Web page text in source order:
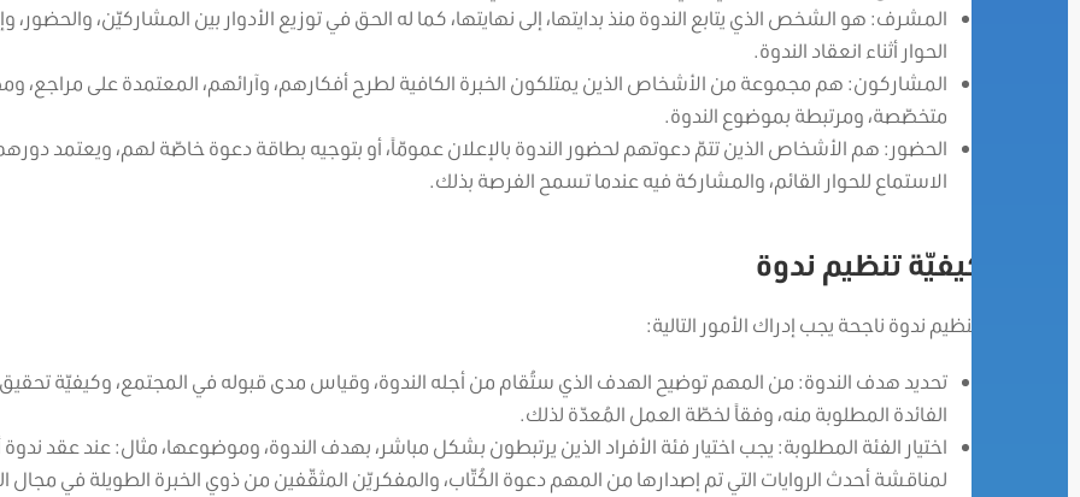
المشرف: هو الشخص الذي يتابع الندوة منذ بدايتها، إلى نهايتها، كما له الحق في توزيع الأدوار بين المشاركيّن، والحضور،
الحوار أثناء انعقاد الندوة.
المشاركون: هم مجموعة من الأشخاص الذين يمتلكون الخبرة الكافية لطرح أفكارهم، وآرائهم، المعتمدة على مراجع،
متخصّصة، ومرتبطة بموضوع الندوة.
الحضور: هم الأشخاص الذين تتمّ دعوتهم لحضور الندوة بالإعلان عمومّاً، أو بتوجيه بطاقة دعوة خاصّة لهم، ويعتمد
الاستماع للحوار القائم، والمشاركة فيه عندما تسمح الفرصة بذلك.
كيفيّة تنظيم ندوة
لتنظيم ندوة ناجحة يجب إدراك الأمور التالية:
تحديد هدف الندوة: من المهم توضيح الهدف الذي ستُقام من أجله الندوة، وقياس مدى قبوله في المجتمع، وكيفيّة تحقيق
الفائدة المطلوبة منه، وفقاً لخطّة العمل المُعدّة لذلك.
اختيار الفئة المطلوبة: يجب اختيار فئة الأفراد الذين يرتبطون بشكل مباشر، بهدف الندوة، وموضوعها، مثال: عند عقد ندوة
لمناقشة أحدث الروايات التي تم إصدارها من المهم دعوة الكُتّاب، والمفكريّن المثقّفين من ذوي الخبرة الطويلة في مجال